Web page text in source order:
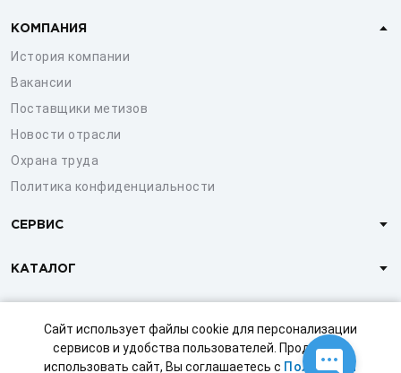
Сайт использует файлы cookie для персонализации
сервисов и удобства пользователей. Продолжая
использовать сайт, Вы соглашаетесь с Политикой
КОМПАНИЯ
История компании
Вакансии
Поставщики метизов
Новости отрасли
Охрана труда
Политика конфиденциальности
СЕРВИС
КАТАЛОГ